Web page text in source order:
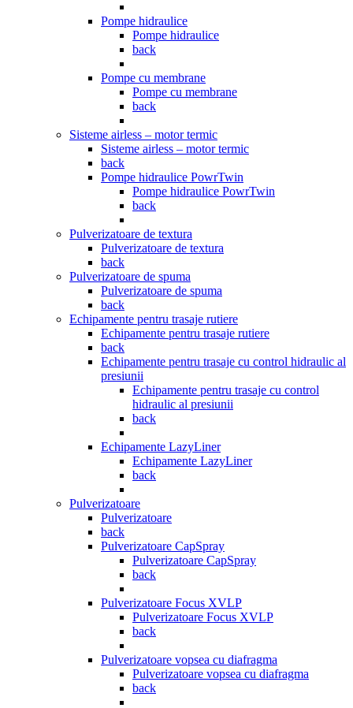
Pompe hidraulice
Pompe hidraulice
back
Pompe cu membrane
Pompe cu membrane
back
Sisteme airless – motor termic
Sisteme airless – motor termic
back
Pompe hidraulice PowrTwin
Pompe hidraulice PowrTwin
back
Pulverizatoare de textura
Pulverizatoare de textura
back
Pulverizatoare de spuma
Pulverizatoare de spuma
back
Echipamente pentru trasaje rutiere
Echipamente pentru trasaje rutiere
back
Echipamente pentru trasaje cu control hidraulic al
presiunii
Echipamente pentru trasaje cu control
hidraulic al presiunii
back
Echipamente LazyLiner
Echipamente LazyLiner
back
Pulverizatoare
Pulverizatoare
back
Pulverizatoare CapSpray
Pulverizatoare CapSpray
back
Pulverizatoare Focus XVLP
Pulverizatoare Focus XVLP
back
Pulverizatoare vopsea cu diafragma
Pulverizatoare vopsea cu diafragma
back